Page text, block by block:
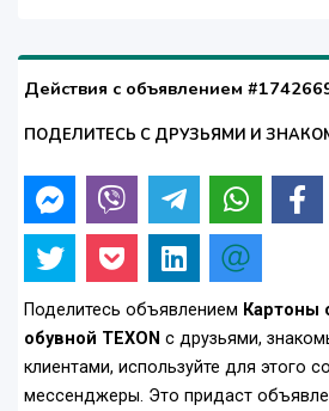
Действия с объявлением
ПОДЕЛИТЕСЬ С ДРУЗЬЯМИ И
Поделитесь объявлением Картоны
обувной TEXON с друзьями,
клиентами, используйте для этого
мессенджеры. Это придаст